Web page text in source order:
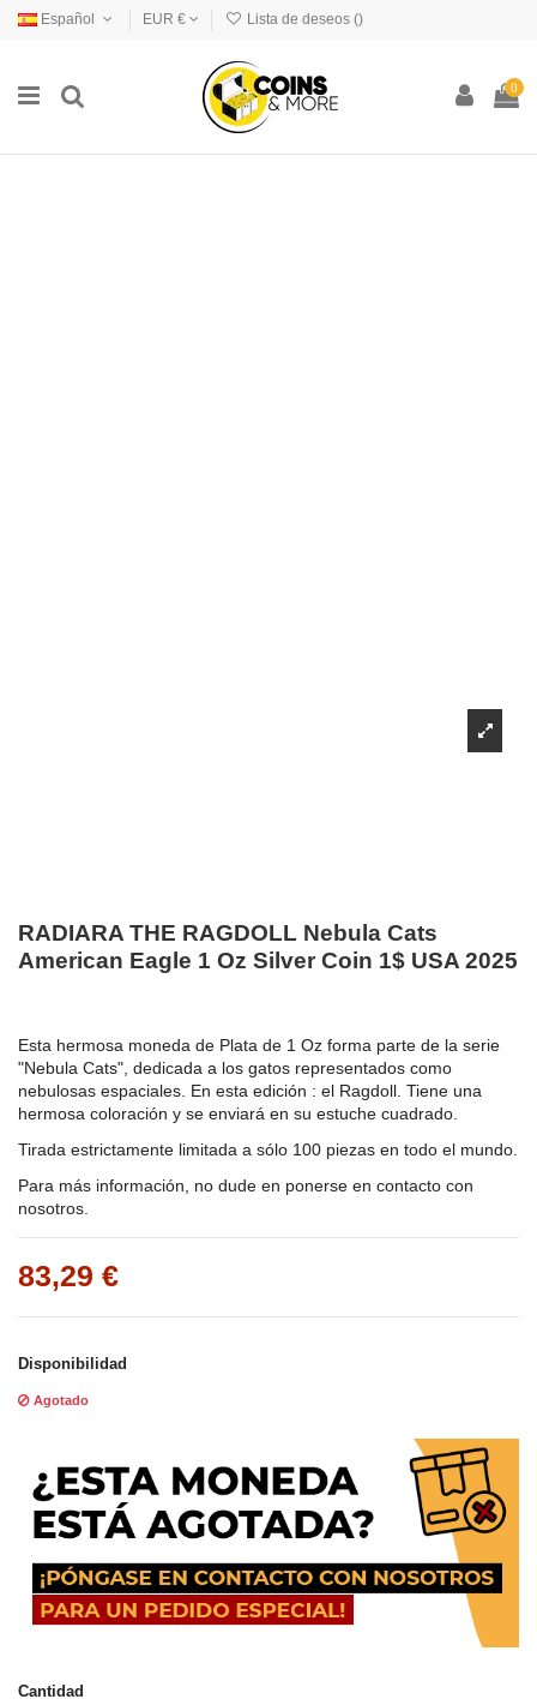
Español EUR € Lista de deseos ()
0
RADIARA THE RAGDOLL Nebula Cats
American Eagle 1 Oz Silver Coin 1$ USA 2025
Esta hermosa moneda de Plata de 1 Oz forma parte de la serie
"Nebula Cats", dedicada a los gatos representados como
nebulosas espaciales. En esta edición : el Ragdoll. Tiene una
hermosa coloración y se enviará en su estuche cuadrado.
Tirada estrictamente limitada a sólo 100 piezas en todo el mundo.
Para más información, no dude en ponerse en contacto con
nosotros.
83,29 €
Disponibilidad
Agotado
Cantidad